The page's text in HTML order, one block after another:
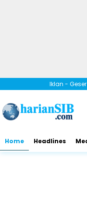
Iklan -
Home Headlines